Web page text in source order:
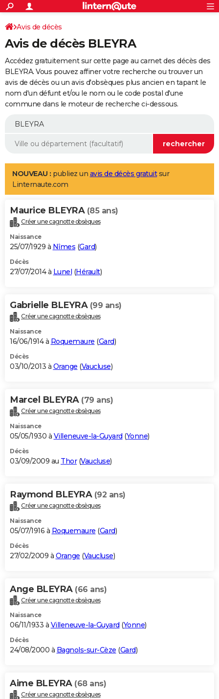
ACTUALITÉS
Politique
Société
Faits Divers
Education
Monde
Villes
+
SPORT
Coupe du monde 2026
Football
Tennis
Cyclisme
Rugby
Forum
Programme TV
TNT
Streaming
Cinéma
Sorties cinéma
Musique
+
FINANCE
Retraite
Epargne
Immobilier
Risques naturels par ville
Banque
Assurance
AUTO
Essais
Réserver un essai
Citadines
Berlines
SUV
Forum auto
+
Mobiles
Meilleur smartphone
Internet
Ordinateurs
Jeux vidéo
Guide high-tech
Aménagement intérieur
LIFESTYLE
Art de vivre
Bien-être
Loisirs
Mode
Modes de vie
Alimentation
Guide de la santé
Maladies
Médicaments
Sommeil
VOYAGE
Destinations
City break
Voyage nature
Voyage de noces
Forum
Climat
+PHOTO
GUIDES D'ACHAT
BONS PLANS
Carte de Noël
Carte Bonne année
Carte Saint-Valentin
Carte Pâques
Carte d'anniversaire
DICTIONNAIRE
Dictionnaire
Biographies
Citations
Expressions
Proverbes
PROGRAMME TV
S'inscrire
Se connecter
Lycées
Collèges
Primaires
Universités
Entreprises
Service militaire
Avis de recherche
AVIS DE DÉCÈS
Bricolage
Lifestyle
Culture
Sport
Auto
Television
Voyage
Cinema
Avis de décès
Avis de décès BLEYRA
Accédez gratuitement sur cette page au carnet des décès des
BLEYRA. Vous pouvez affiner votre recherche ou trouver un
avis de décès ou un avis d'obsèques plus ancien en tapant le
nom d'un défunt et/ou le nom ou le code postal d'une
commune dans le moteur de recherche ci-dessous.
NOUVEAU : publiez un avis de décès gratuitsur
Linternaute.com
Maurice BLEYRA (85 ans)
Créer une cagnotte obsèques
Naissance
25/07/1929 à Nîmes (Gard)
Décès
27/07/2014 à Lunel (Hérault)
Gabrielle BLEYRA (99 ans)
Créer une cagnotte obsèques
Naissance
16/06/1914 à Roquemaure (Gard)
Décès
03/10/2013 à Orange (Vaucluse)
Marcel BLEYRA (79 ans)
Créer une cagnotte obsèques
Naissance
05/05/1930 à Villeneuve-la-Guyard (Yonne)
Décès
03/09/2009 au Thor(Vaucluse)
Raymond BLEYRA (92 ans)
Créer une cagnotte obsèques
Naissance
05/07/1916 à Roquemaure (Gard)
Décès
27/02/2009 à Orange (Vaucluse)
Ange BLEYRA (66 ans)
Créer une cagnotte obsèques
Naissance
06/11/1933 à Villeneuve-la-Guyard (Yonne)
Décès
24/08/2000 à Bagnols-sur-Cèze (Gard)
Aime BLEYRA (68 ans)
Créer une cagnotte obsèques